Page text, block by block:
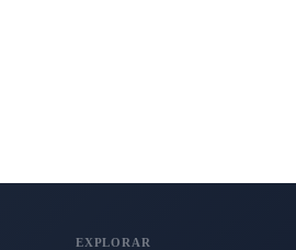
EXPLORAR